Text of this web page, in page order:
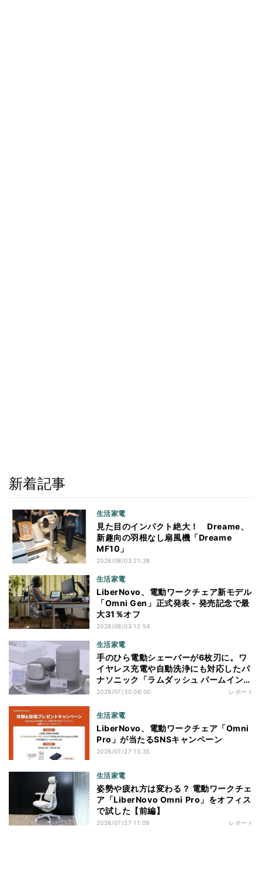
新着記事
生活家電
見た目のインパクト絶大！ Dreame、
新趣向の羽根なし扇風機「Dreame
MF10」
2026/08/03 21:38
生活家電
LiberNovo、電動ワークチェア新モデル
「Omni Gen」正式発表 - 発売記念で最
大31％オフ
2026/08/03 12:54
生活家電
手のひら電動シェーバーが6枚刃に。ワ
イヤレス充電や自動洗浄にも対応したパ
ナソニック「ラムダッシュ パームイン
プロ」を体験
2026/07/30 06:00 レポート
生活家電
LiberNovo、電動ワークチェア「Omni
Pro」が当たるSNSキャンペーン
2026/07/27 15:35
生活家電
姿勢や疲れ方は変わる？ 電動ワークチェ
ア「LiberNovo Omni Pro」をオフィス
で試した【前編】
2026/07/27 11:09 レポート